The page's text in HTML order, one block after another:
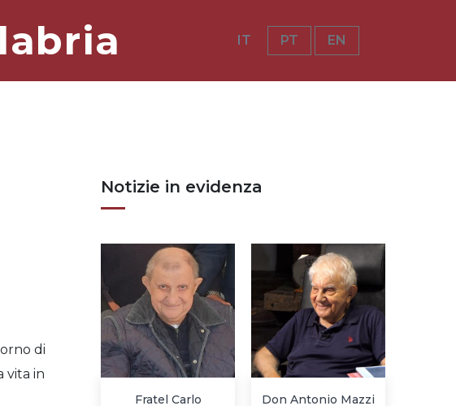
IT PT EN
di
vita in
Notizie in evidenza
Fratel Carlo
Don Antonio Mazzi